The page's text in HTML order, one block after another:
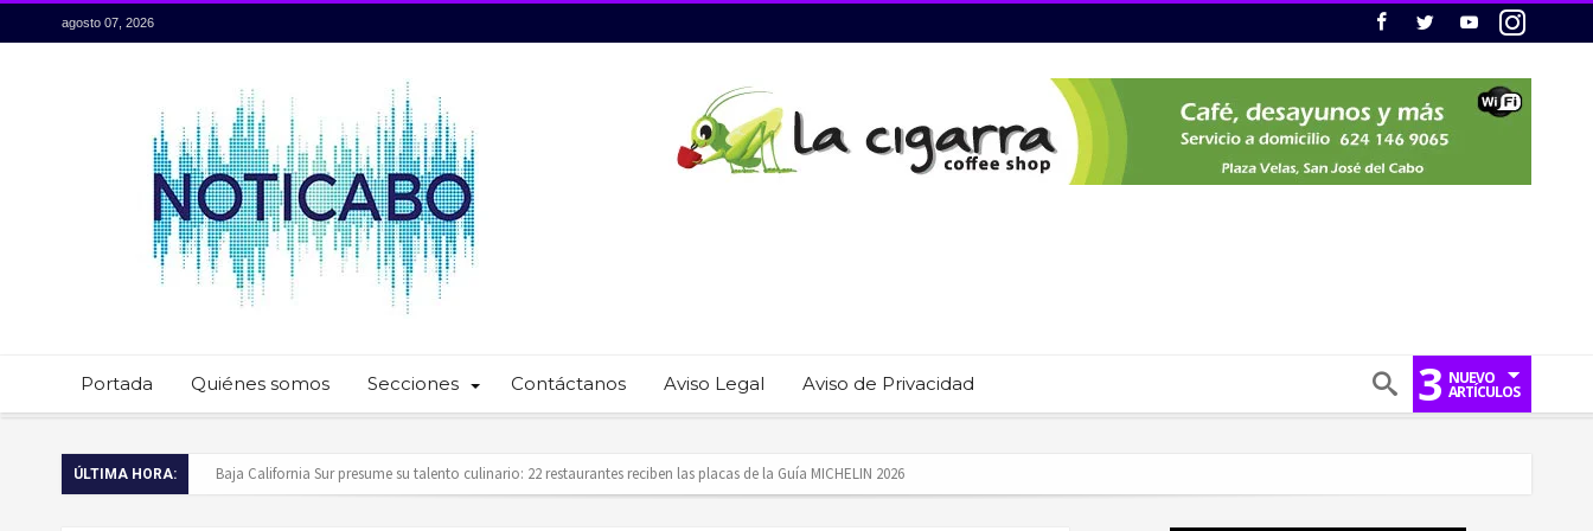
agosto 07, 2026
Portada Quiénes somos Secciones Contáctanos Aviso Legal Aviso de Privacidad 3 NUEVO
ARTÍCULOS
ÚLTIMA HORA:
Servidores públicos realizan recorridos para la prevención del trabajo infantil en Cabo San Lucas